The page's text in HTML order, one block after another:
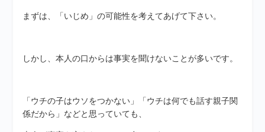
まずは、「いじめ」の可能性を考えてあげて下さい。
しかし、本人の口からは事実を聞けないことが多いです。
「ウチの子はウソをつかない」「ウチは何でも話す親子関
係だから」などと思っていても、